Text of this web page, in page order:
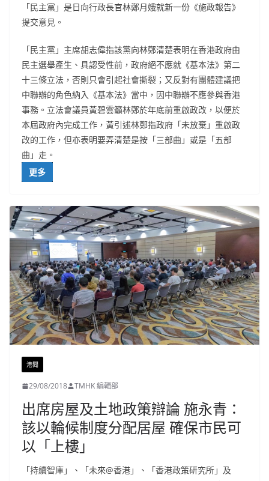
「民主黨」是日向行政長官林鄭月娥就新一份《施政報告》
提交意見。
「民主黨」主席胡志偉指該黨向林鄭清楚表明在香港政府由
民主選舉產生、具認受性前，政府絕不應就《基本法》第二
十三條立法，否則只會引起社會撕裂；又反對有團體建議把
中聯辦的角色納入《基本法》當中，因中聯辦不應參與香港
事務。立法會議員黃碧雲籲林鄭於年底前重啟政改，以便於
本屆政府內完成工作，黃引述林鄭指政府「未放棄」重啟政
改的工作，但亦表明要弄清楚是按「三部曲」或是「五部
曲」走。
更多
港聞
29/08/2018 TMHK 編輯部
出席房屋及土地政策辯論 施永青：
該以輪候制度分配居屋 確保市民可
以「上樓」
「持續智庫」、「未來@香港」、「香港政策研究所」及